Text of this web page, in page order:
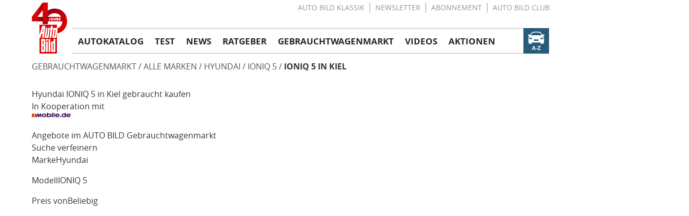
AUTO BILD KLASSIK NEWSLETTER ABONNEMENT AUTO BILD CLUB
AUTOKATALOG TEST NEWS RATGEBER GEBRAUCHTWAGENMARKT VIDEOS AKTIONEN
GEBRAUCHTWAGENMARKT ALLE MARKEN HYUNDAI IONIQ 5 IONIQ 5 IN KIEL
Hyundai IONIQ 5 in Kiel gebraucht kaufen
In Kooperation mit
Angebote im AUTO BILD Gebrauchtwagenmarkt
Suche verfeinern
MarkeHyundai
Modell IONIQ 5
Preis von Beliebig